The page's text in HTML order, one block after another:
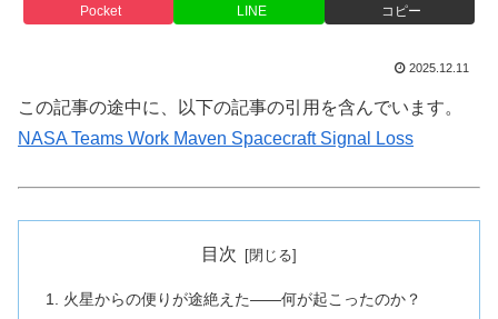
Pocket LINE コピー
2025.12.11
この記事の途中に、以下の記事の引用を含んでいます。
NASA Teams Work Maven Spacecraft Signal Loss
目次
火星からの便りが途絶えた――何が起こったのか？